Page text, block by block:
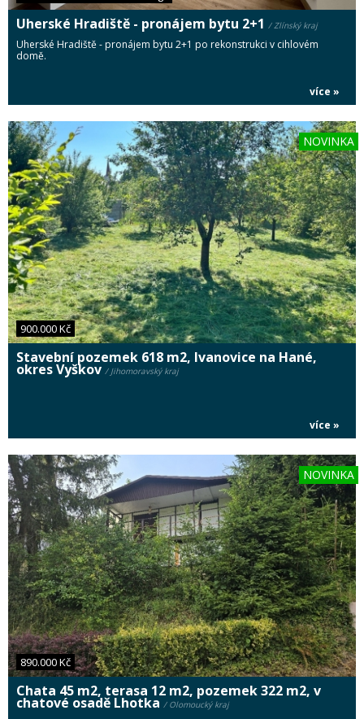
Uherské Hradiště - pronájem bytu 2+1 / Zlínský kraj
Uherské Hradiště - pronájem bytu 2+1 po rekonstrukci v cihlovém
domě.
více »
900.000 Kč
NOVINKA
Stavební pozemek 618 m2, Ivanovice na Hané,
okres Vyškov / Jihomoravský kraj
více »
890.000 Kč
NOVINKA
Chata 45 m2, terasa 12 m2, pozemek 322 m2, v
chatové osadě Lhotka / Olomoucký kraj